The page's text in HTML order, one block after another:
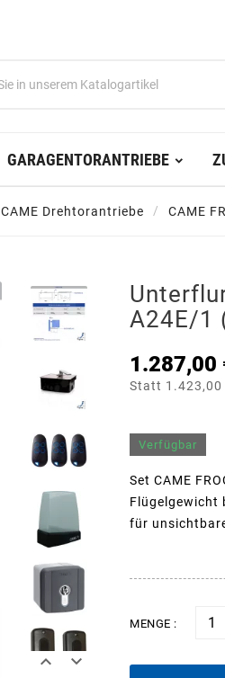
GARAGENTORANTRIEBE
CAME Drehtorantriebe CAME
 
A24E/1
1.287,00
Statt 1.423,00
Verfügbar
Set CAME
Flügelgewicht
für
MENGE :